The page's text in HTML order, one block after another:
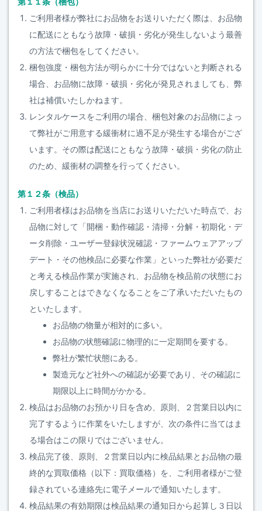
ご利用者様が弊社にお品物をお送りいただく際は、お品物
に配送にともなう故障・破損・劣化が発生しないよう最善
の方法で梱包をしてください。
梱包強度・梱包方法が明らかに十分ではないと判断される
場合、お品物に故障・破損・劣化が発見されましても、弊
社は補償いたしかねます。
レンタルケースをご利用の場合、梱包対象のお品物によっ
て弊社がご用意する緩衝材に過不足が発生する場合がござ
います。その際は配送にともなう故障・破損・劣化の防止
のため、緩衝材の調整を行ってください。
第１２条（検品）
ご利用者様はお品物を当店にお送りいただいた時点で、お
品物に対して「開梱・動作確認・清掃・分解・初期化・デ
ータ削除・ユーザー登録状況確認・ファームウェアアップ
デート・その他検品に必要な作業」といった弊社が必要だ
と考える検品作業が実施され、お品物を検品前の状態にお
戻しすることはできなくなることをご了承いただいたもの
といたします。
お品物の物量が相対的に多い。
お品物の状態確認に物理的に一定期間を要する。
弊社が繁忙状態にある。
製造元など社外への確認が必要であり、その確認に
期限以上に時間がかかる。
検品はお品物のお預かり日を含め、原則、２営業日以内に
完了するように作業をいたしますが、次の条件に当てはま
る場合はこの限りではございません。
検品完了後、原則、２営業日以内に検品結果とお品物の最
終的な買取価格（以下：買取価格）を、ご利用者様がご登
録されている連絡先に電子メールで通知いたします。
検品結果の有効期限は検品結果の通知日から起算し３日以